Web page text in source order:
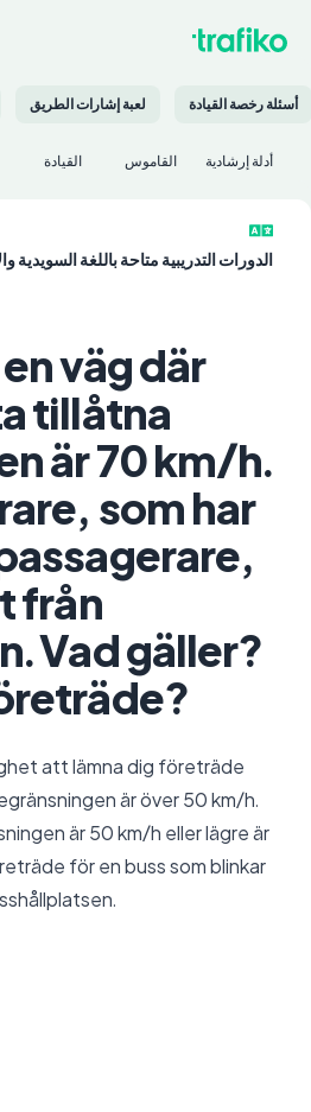
أسئلة رخصة القيادة لعبة إشارات الطريق
أدلة إرشادية القاموس القيادة
الدورات التدريبية متاحة باللغة السويدية
väg där
tillåtna
är 70 km/h.
som har
från
Vad gäller?
att lämna dig företräde
är över 50 km/h.
är 50 km/h eller lägre är
för en buss som blinkar